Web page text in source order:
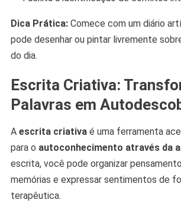
Dica Prática:Comece com um diário
pode desenhar ou pintar livremente
do dia.
Escrita Criativa:
Palavras em
A escrita criativaé uma ferramenta
para o autoconhecimento através da
escrita, você pode organizar
memórias e expressar sentimentos de
terapêutica.